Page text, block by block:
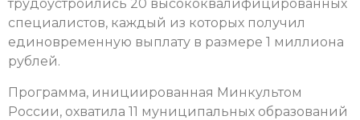
трудоустроились 20 высококвалифицированных
специалистов, каждый из которых получил
единовременную выплату в размере 1 миллиона
рублей.
Программа, инициированная Минкультом
России, охватила 11 муниципальных образований